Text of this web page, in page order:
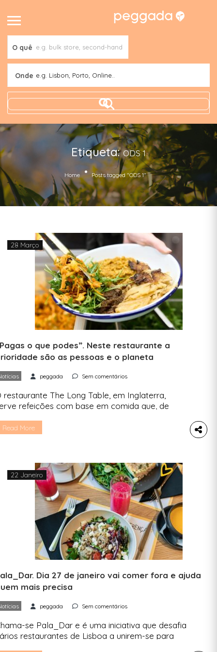
O quê
Onde e.g. Lisbon, Porto, Online..
Etiqueta:ODS 1
Home Posts tagged "ODS 1"
28 Março
o que podes”. Neste restaurante a
são as pessoas e o planeta
peggada Sem comentários
restaurante The Long Table, em Inglaterra,
refeições com base em comida que, de
que cada um paga o que pode. Neste
Read More
22 Janeiro
Dia 27 de janeiro vai comer fora e ajuda
mais precisa
peggada Sem comentários
se Pala_Dar e é uma iniciativa que desafia
restaurantes de Lisboa a unirem-se para